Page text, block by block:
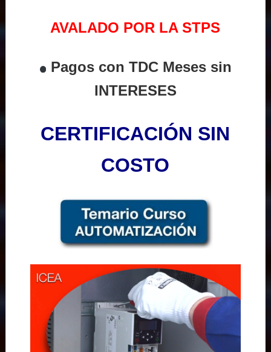
AVALADO POR LA STPS
Pagos con TDC Meses sin
INTERESES
CERTIFICACIÓN SIN
COSTO